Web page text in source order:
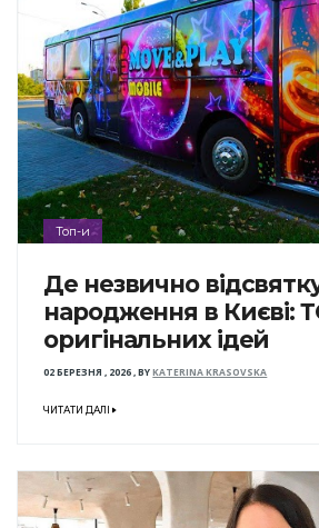
Топ-и
Де незвично
народження в Києві:
оригінальних ідей
02 БЕРЕЗНЯ , 2026,BYKATERINA KRASOVSKA
ЧИТАТИ ДАЛІ